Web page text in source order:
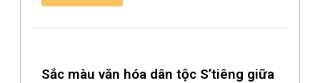
Sắc màu văn hóa dân tộc S’tiêng giữa